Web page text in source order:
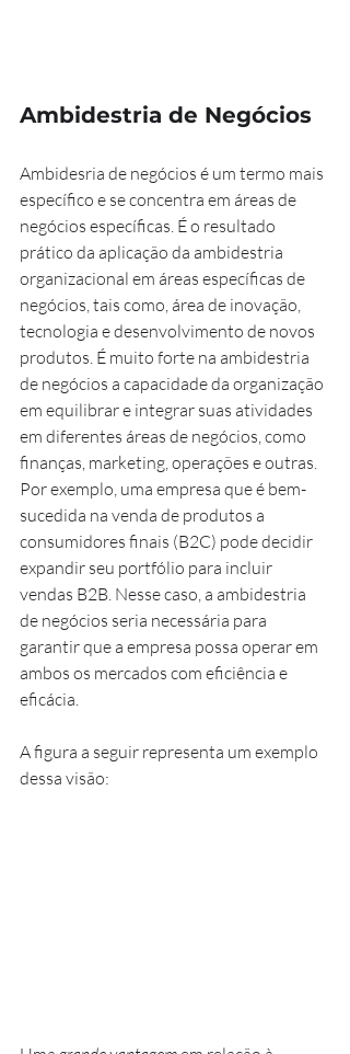
Ambidestria de Negócios
Ambidesria de negócios é um termo mais
específico e se concentra em áreas de
negócios específicas. É o resultado
prático da aplicação da ambidestria
organizacional em áreas específicas de
negócios, tais como, área de inovação,
tecnologia e desenvolvimento de novos
produtos. É muito forte na ambidestria
de negócios a capacidade da organização
em equilibrar e integrar suas atividades
em diferentes áreas de negócios, como
finanças, marketing, operações e outras.
Por exemplo, uma empresa que é bem-
sucedida na venda de produtos a
consumidores finais (B2C) pode decidir
expandir seu portfólio para incluir
vendas B2B. Nesse caso, a ambidestria
de negócios seria necessária para
garantir que a empresa possa operar em
ambos os mercados com eficiência e
eficácia.
A figura a seguir representa um exemplo
dessa visão: